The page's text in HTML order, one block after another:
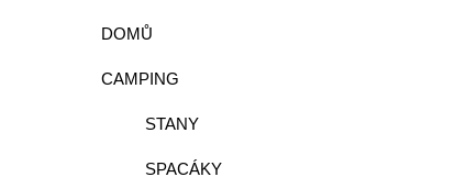
DOMŮ
CAMPING
STANY
SPACÁKY